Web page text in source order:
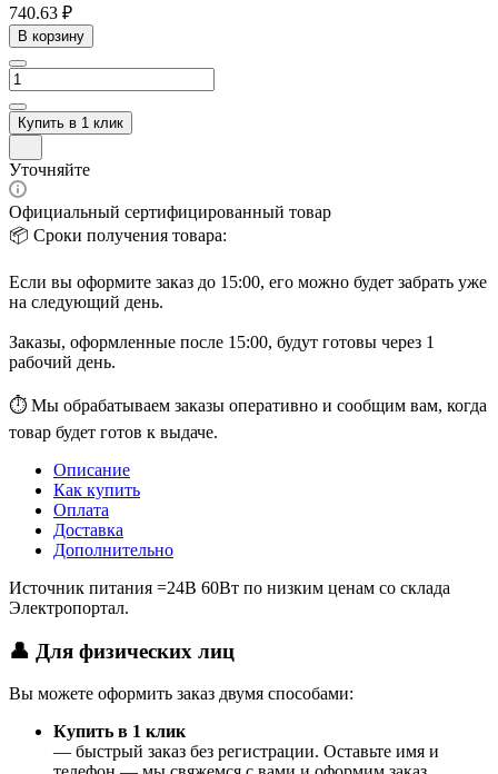
740.63 ₽
В корзину
Купить в 1 клик
Уточняйте
Официальный сертифицированный товар
📦 Сроки получения товара:
Если вы оформите заказ до 15:00, его можно будет забрать уже
на следующий день.
Заказы, оформленные после 15:00, будут готовы через 1
рабочий день.
⏱ Мы обрабатываем заказы оперативно и сообщим вам, когда
товар будет готов к выдаче.
Описание
Как купить
Оплата
Доставка
Дополнительно
Источник питания =24В 60Вт по низким ценам со склада
Электропортал.
👤 Для физических лиц
Вы можете оформить заказ двумя способами:
Купить в 1 клик
— быстрый заказ без регистрации. Оставьте имя и